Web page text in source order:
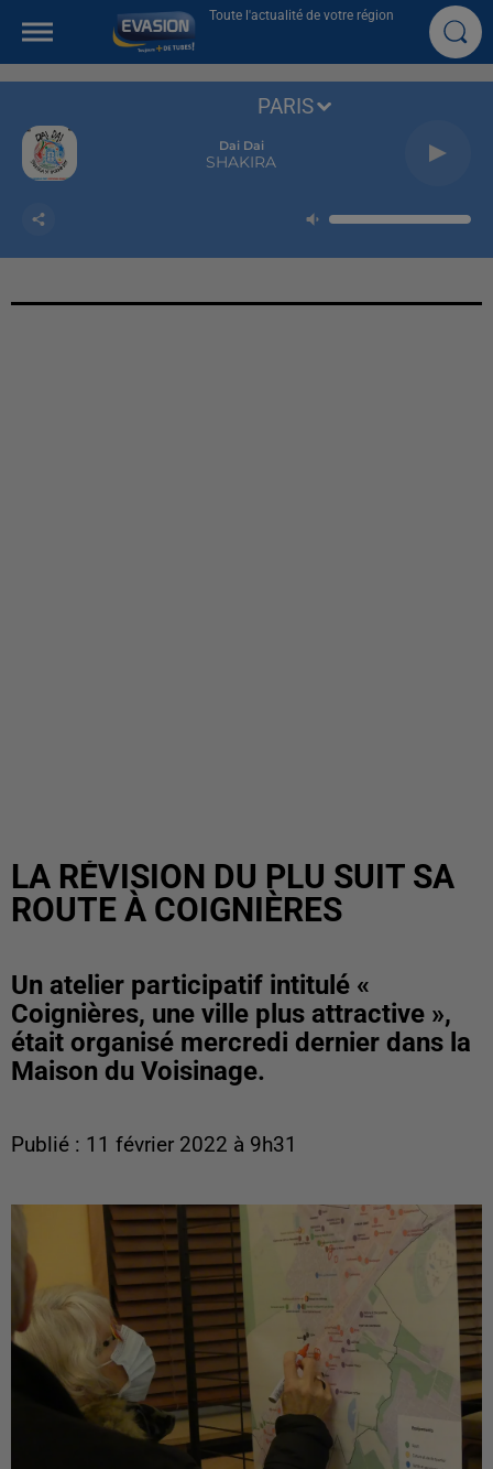
Toute l'actualité de votre région
Dai Dai
SHAKIRA
PARIS
LA RÉVISION DU PLU SUIT SA
ROUTE À COIGNIÈRES
Un atelier participatif intitulé «
Coignières, une ville plus attractive »,
était organisé mercredi dernier dans la
Maison du Voisinage.
Publié : 11 février 2022 à 9h31